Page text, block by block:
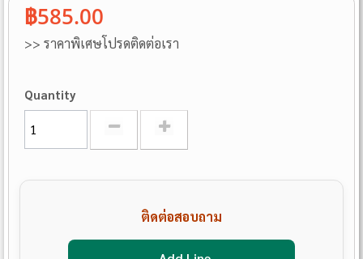
฿585.00
>> ราคาพิเศษโปรดติดต่อเรา
Quantity
ติดต่อสอบถาม